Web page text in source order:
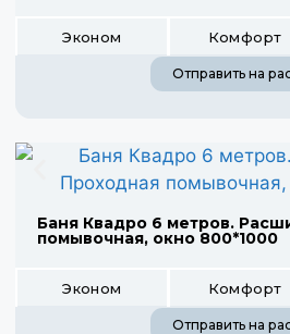
Эконом Комфорт
Отправить на
Баня Квадро 6 метров.
помывочная, окно 800*1000
Эконом Комфорт
Отправить на